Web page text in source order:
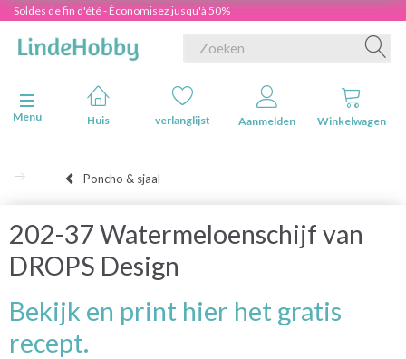
Soldes de fin d'été - Économisez jusqu'à 50%
Navigatie in-/uitschakelen
Menu
Huis verlanglijst Aanmelden Winkelwagen
Poncho & sjaal
202-37 Watermeloenschijf van
DROPS Design
Bekijk en print hier het gratis
recept.